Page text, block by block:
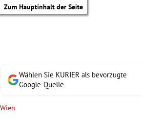
Zum Hauptinhalt der Seite
Wählen Sie KURIER als bevorzugte
Google-Quelle
Wien